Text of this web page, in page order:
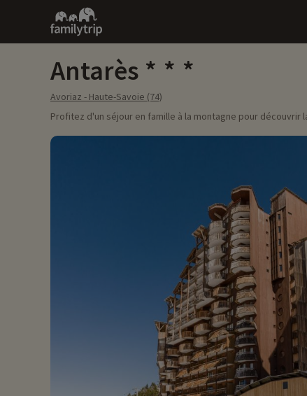
Family
trip
Antarès
Avoriaz - Haute-Savoie (74)
Profitez d'un séjour en famille à la montagne pour